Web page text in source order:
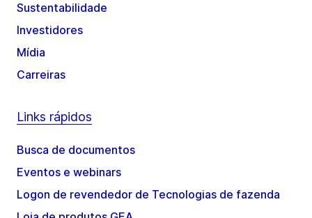
Sustentabilidade
Investidores
Mídia
Carreiras
Links rápidos
Busca de documentos
Eventos e webinars
Logon de revendedor de Tecnologias de fazenda